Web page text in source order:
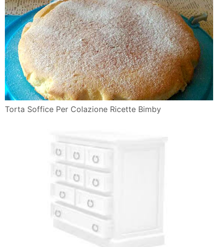
Torta Soffice Per Colazione Ricette Bimby